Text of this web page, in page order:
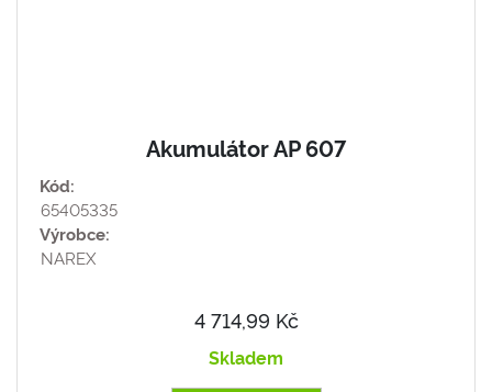
Akumulátor AP 607
Kód:
65405335
Výrobce:
NAREX
4 714,99 Kč
Skladem